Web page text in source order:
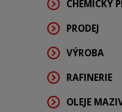
CHEMICKÝ
PRODEJ
VÝROBA
RAFINERIE
OLEJE